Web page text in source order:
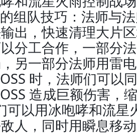
组队技巧：法师与
出，快速清理大片
分工合作，一部分
另一部分法师用雷
时，法师们可以
造成巨额伤害，
可以用冰咆哮和流星
人，同时用瞬息移